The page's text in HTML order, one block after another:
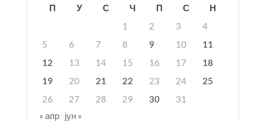
П У С Ч П С
Н
1
2 3
4
5
6 7 8 9 10
11
12
13 14 15 16 17
18
19
20 21 22 23 24
25
26
27 28 29 30
31
« апр јун »